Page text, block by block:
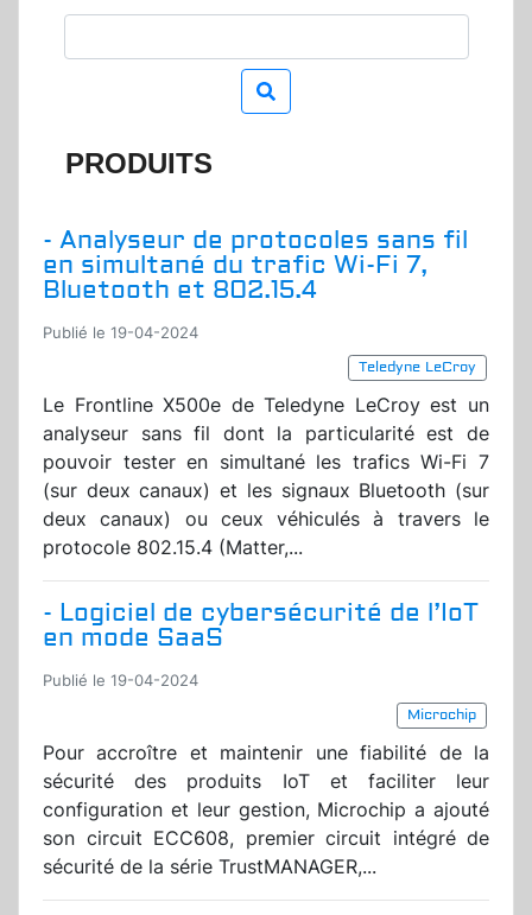
PRODUITS
- Analyseur de protocoles sans fil
en simultané du trafic Wi-Fi 7,
Bluetooth et 802.15.4
Publié le 19-04-2024
Teledyne LeCroy
Le Frontline X500e de Teledyne LeCroy est un
analyseur sans fil dont la particularité est de
pouvoir tester en simultané les trafics Wi-Fi 7
(sur deux canaux) et les signaux Bluetooth (sur
deux canaux) ou ceux véhiculés à travers le
protocole 802.15.4 (Matter,...
- Logiciel de cybersécurité de l’IoT
en mode SaaS
Publié le 19-04-2024
Microchip
Pour accroître et maintenir une fiabilité de la
sécurité des produits IoT et faciliter leur
configuration et leur gestion, Microchip a ajouté
son circuit ECC608, premier circuit intégré de
sécurité de la série TrustMANAGER,...